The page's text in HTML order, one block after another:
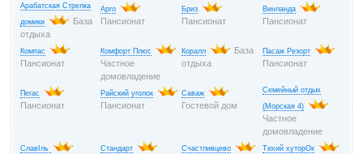
Арабатская Стрелка
домики
База
отдыха
Арго
Пансионат
Бриз
Пансионат
Винланда
Пансионат
Компас
Пансионат
Комфорт Плюс
Частное
домовладение
Коралл
База
отдыха
Пасаж Резорт
Пансионат
Пегас
Пансионат
Райский уголок
Пансионат
Саваж
Гостевой дом
Семейный отдых
(Морская 4)
Частное
домовладение
СлавІль Стандарт Счастливцево Тихий хуторОк